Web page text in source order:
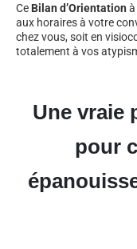
Ce Bilan d’Orientation à
aux horaires à votre
chez vous, soit en
totalement à vos
Une vraie
pour